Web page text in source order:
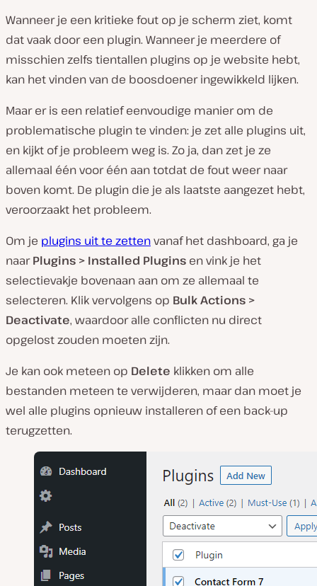
Wanneer je een kritieke fout op je scherm ziet, komt
dat vaak door een plugin. Wanneer je meerdere of
misschien zelfs tientallen plugins op je website hebt,
kan het vinden van de boosdoener ingewikkeld lijken.
Maar er is een relatief eenvoudige manier om de
problematische plugin te vinden: je zet alle plugins uit,
en kijkt of je probleem weg is. Zo ja, dan zet je ze
allemaal één voor één aan totdat de fout weer naar
boven komt. De plugin die je als laatste aangezet hebt,
veroorzaakt het probleem.
Om je plugins uit te zettenvanaf het dashboard, ga je
naarPlugins > Installed Plugins en vink je het
selectievakje bovenaan aan om ze allemaal te
selecteren. Klik vervolgens op Bulk Actions >
Deactivate, waardoor alle conflicten nu direct
opgelost zouden moeten zijn.
Je kan ook meteen op Delete klikken om alle
bestanden meteen te verwijderen, maar dan moet je
wel alle plugins opnieuw installeren of een back-up
terugzetten.